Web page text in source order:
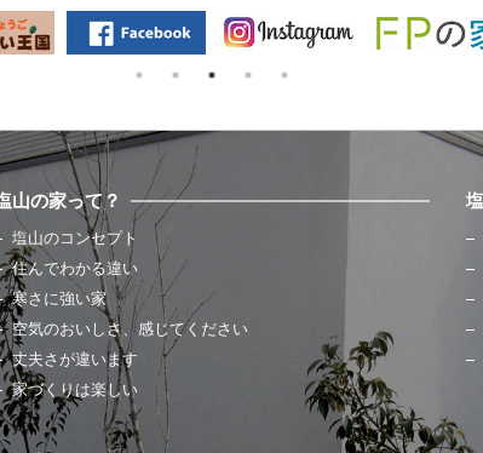
山の家って？
塩山のコンセプト
住んでわかる違い
寒さに強い家
空気のおいしさ、感じてください
丈夫さが違います
家づくりは楽しい